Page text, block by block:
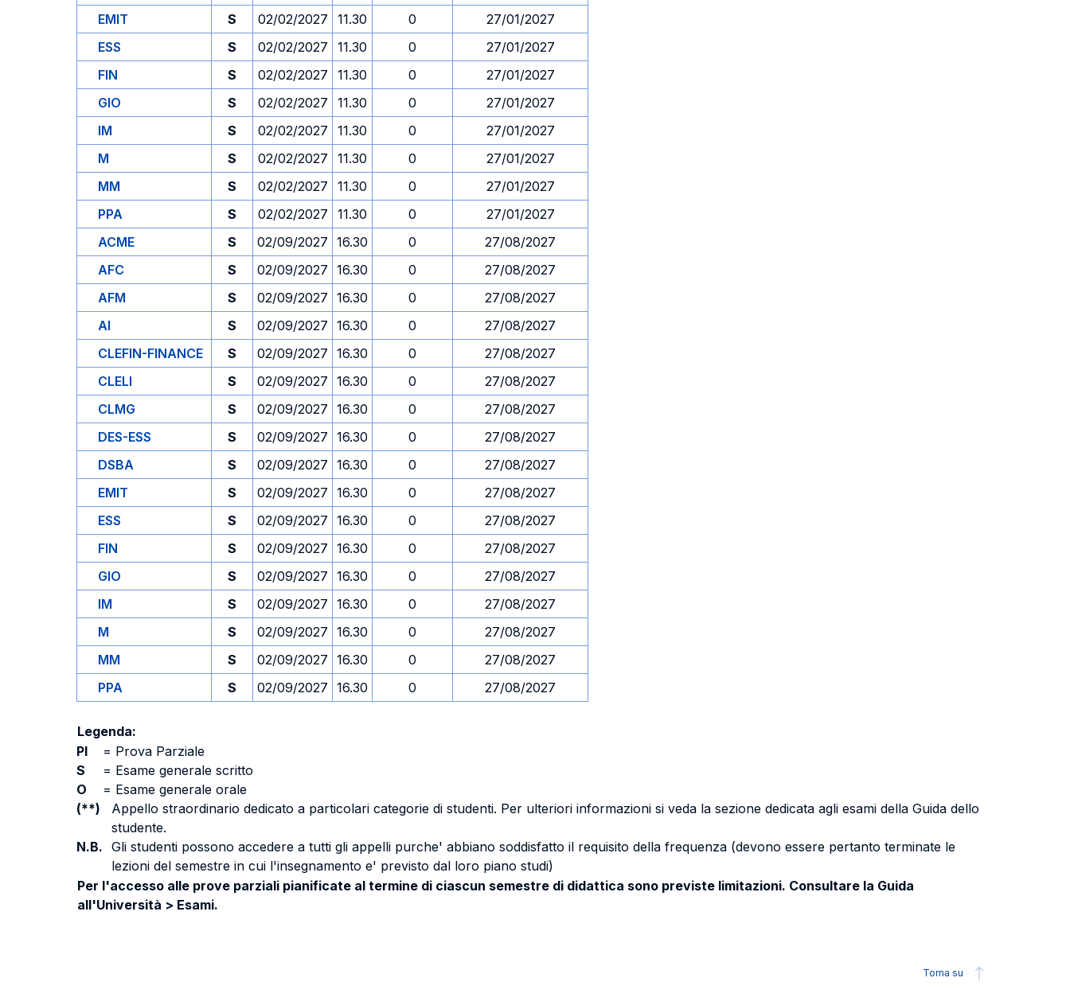
EMIT
S 02/02/2027 11.30 0
27/01/2027
ESS
S 02/02/2027 11.30 0
27/01/2027
FIN
S 02/02/2027 11.30 0
27/01/2027
GIO
S 02/02/2027 11.30 0
27/01/2027
IM
S 02/02/2027 11.30 0
27/01/2027
M
S 02/02/2027 11.30 0
27/01/2027
MM
S 02/02/2027 11.30 0
27/01/2027
PPA
S 02/02/2027 11.30 0
27/01/2027
ACME
S 02/09/2027 16.30 0
27/08/2027
AFC
S 02/09/2027 16.30 0
27/08/2027
AFM
S 02/09/2027 16.30 0
27/08/2027
AI
S 02/09/2027 16.30 0
27/08/2027
CLEFIN-FINANCE
S 02/09/2027 16.30 0
27/08/2027
CLELI
S 02/09/2027 16.30 0
27/08/2027
CLMG
S 02/09/2027 16.30 0
27/08/2027
DES-ESS
S 02/09/2027 16.30 0
27/08/2027
DSBA
S 02/09/2027 16.30 0
27/08/2027
EMIT
S 02/09/2027 16.30 0
27/08/2027
ESS
S 02/09/2027 16.30 0
27/08/2027
FIN
S 02/09/2027 16.30 0
27/08/2027
GIO
S 02/09/2027 16.30 0
27/08/2027
IM
S 02/09/2027 16.30 0
27/08/2027
M
S 02/09/2027 16.30 0
27/08/2027
MM
S 02/09/2027 16.30 0
27/08/2027
PPA
S 02/09/2027 16.30 0 27/08/2027
Legenda:
PI
= Prova Parziale
S
= Esame generale scritto
O
= Esame generale orale
(**)
Appello straordinario dedicato a particolari categorie di studenti. Per ulteriori informazioni si veda la sezione dedicata agli esami della Guida dello
studente.
N.B. Gli studenti possono accedere a tutti gli appelli purche' abbiano soddisfatto il requisito della frequenza (devono essere pertanto terminate le
lezioni del semestre in cui l'insegnamento e' previsto dal loro piano studi)
Per l'accesso alle prove parziali pianificate al termine di ciascun semestre di didattica sono previste limitazioni. Consultare la Guida
all'Università > Esami.
Torna su